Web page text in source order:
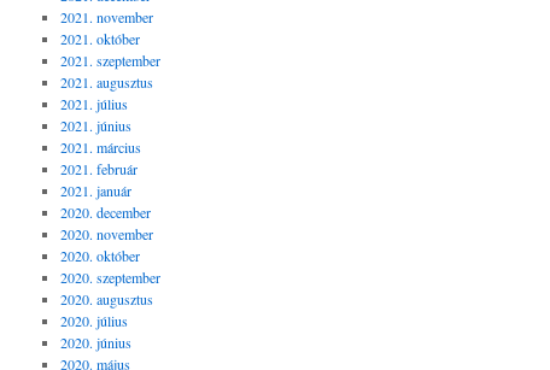
2021. november
2021. október
2021. szeptember
2021. augusztus
2021. július
2021. június
2021. március
2021. február
2021. január
2020. december
2020. november
2020. október
2020. szeptember
2020. augusztus
2020. július
2020. június
2020. május